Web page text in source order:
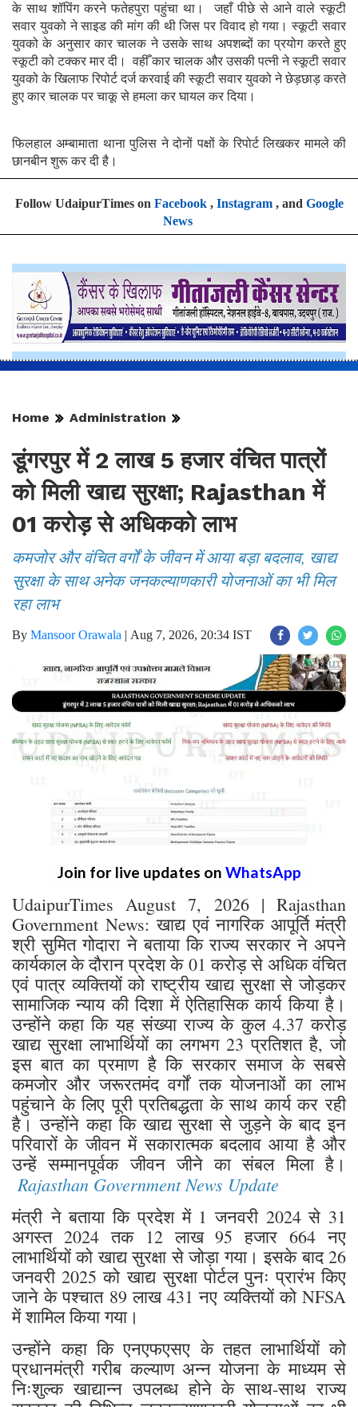
के साथ शॉपिंग करने फतेहपुरा पहुंचा था। जहाँ पीछे से आने वाले स्कूटी
सवार युवको ने साइड की मांग की थी जिस पर विवाद हो गया। स्कूटी सवार
युवको के अनुसार कार चालक ने उसके साथ अपशब्दों का प्रयोग करते हुए
स्कूटी को टक्कर मार दी। वहीँ कार चालक और उसकी पत्नी ने स्कूटी सवार
युवको के खिलाफ रिपोर्ट दर्ज करवाई की स्कूटी सवार युवको ने छेड़छाड़ करते
हुए कार चालक पर चाकू से हमला कर घायल कर दिया।
फिलहाल अम्बामाता थाना पुलिस ने दोनों पक्षों के रिपोर्ट लिखकर मामले की
छानबीन शुरू कर दी है।
Follow UdaipurTimes on Facebook, Instagram, and Google
News
Home Administration
डूंगरपुर में 2 लाख 5 हजार वंचित पात्रों
को मिली खाद्य सुरक्षा; Rajasthan में
01 करोड़ से अधिकको लाभ
कमजोर और वंचित वर्गों के जीवन में आया बड़ा बदलाव, खाद्य
सुरक्षा के साथ अनेक जनकल्याणकारी योजनाओं का भी मिल
रहा लाभ
By Mansoor Orawala | Aug 7, 2026, 20:34 IST
Join for live updates on WhatsApp
UdaipurTimes August 7, 2026 | Rajasthan
Government News: खाद्य एवं नागरिक आपूर्ति मंत्री
श्री सुमित गोदारा ने बताया कि राज्य सरकार ने अपने
कार्यकाल के दौरान प्रदेश के 01 करोड़ से अधिक वंचित
एवं पात्र व्यक्तियों को राष्ट्रीय खाद्य सुरक्षा से जोड़कर
सामाजिक न्याय की दिशा में ऐतिहासिक कार्य किया है।
उन्होंने कहा कि यह संख्या राज्य के कुल 4.37 करोड़
खाद्य सुरक्षा लाभार्थियों का लगभग 23 प्रतिशत है, जो
इस बात का प्रमाण है कि सरकार समाज के सबसे
कमजोर और जरूरतमंद वर्गों तक योजनाओं का लाभ
पहुंचाने के लिए पूरी प्रतिबद्धता के साथ कार्य कर रही
है। उन्होंने कहा कि खाद्य सुरक्षा से जुड़ने के बाद इन
परिवारों के जीवन में सकारात्मक बदलाव आया है और
उन्हें सम्मानपूर्वक जीवन जीने का संबल मिला है।
Rajasthan Government News Update
मंत्री ने बताया कि प्रदेश में 1 जनवरी 2024 से 31
अगस्त 2024 तक 12 लाख 95 हजार 664 नए
लाभार्थियों को खाद्य सुरक्षा से जोड़ा गया। इसके बाद 26
जनवरी 2025 को खाद्य सुरक्षा पोर्टल पुनः प्रारंभ किए
जाने के पश्चात 89 लाख 431 नए व्यक्तियों को NFSA
में शामिल किया गया।
उन्होंने कहा कि एनएफएसए के तहत लाभार्थियों को
प्रधानमंत्री गरीब कल्याण अन्न योजना के माध्यम से
निःशुल्क खाद्यान्न उपलब्ध होने के साथ-साथ राज्य